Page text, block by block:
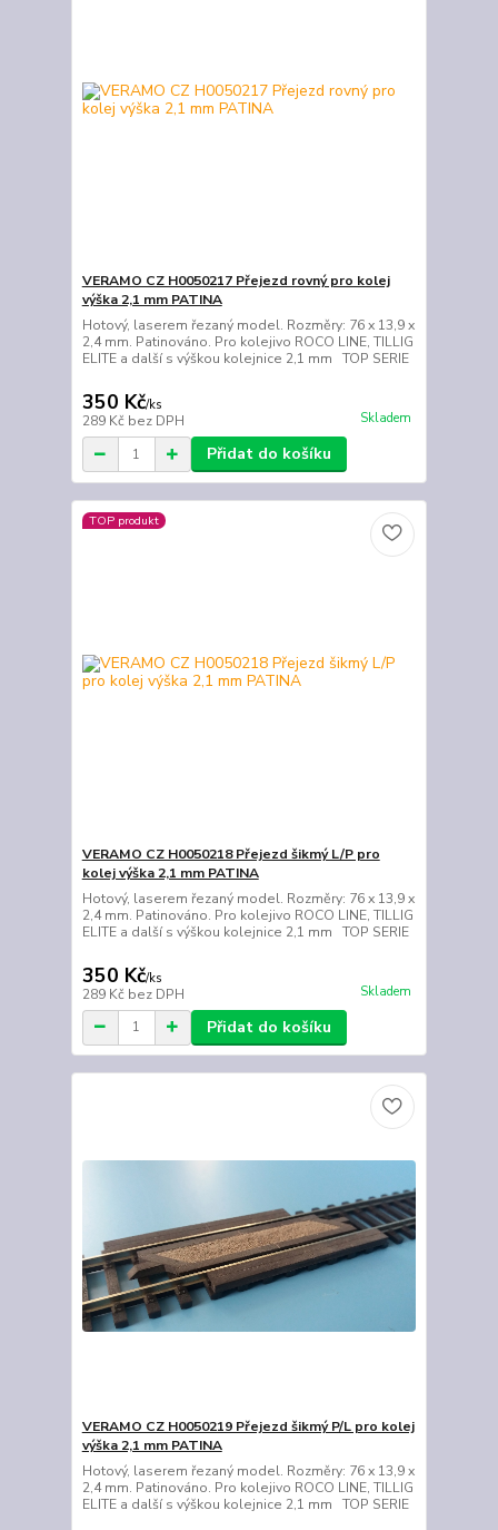
VERAMO CZ H0050217 Přejezd rovný pro kolej
výška 2,1 mm PATINA
Hotový, laserem řezaný model. Rozměry: 76 x 13,9 x
2,4 mm. Patinováno. Pro kolejivo ROCO LINE, TILLIG
ELITE a další s výškou kolejnice 2,1 mm TOP SERIE
350 Kč/ks
289 Kč bez DPH Skladem
Přidat do košíku
TOP produkt
VERAMO CZ H0050218 Přejezd šikmý L/P pro
kolej výška 2,1 mm PATINA
Hotový, laserem řezaný model. Rozměry: 76 x 13,9 x
2,4 mm. Patinováno. Pro kolejivo ROCO LINE, TILLIG
ELITE a další s výškou kolejnice 2,1 mm TOP SERIE
350 Kč/ks
289 Kč bez DPH Skladem
Přidat do košíku
VERAMO CZ H0050219 Přejezd šikmý P/L pro kolej
výška 2,1 mm PATINA
Hotový, laserem řezaný model. Rozměry: 76 x 13,9 x
2,4 mm. Patinováno. Pro kolejivo ROCO LINE, TILLIG
ELITE a další s výškou kolejnice 2,1 mm TOP SERIE